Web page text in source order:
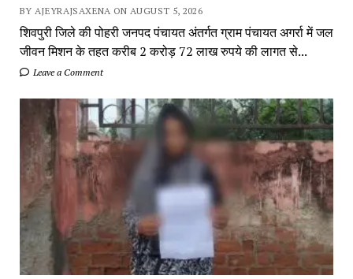
BY AJEYRAJSAXENA ON AUGUST 5, 2026
शिवपुरी जिले की पोहरी जनपद पंचायत अंतर्गत ग्राम पंचायत अगर्रा में जल
जीवन मिशन के तहत करीब 2 करोड़ 72 लाख रुपये की लागत से...
Leave a Comment